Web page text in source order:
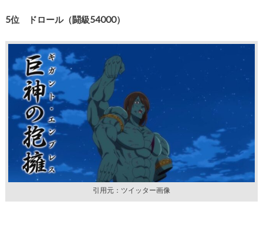
5位 ドロール（闘級54000）
引用元：ツイッター画像